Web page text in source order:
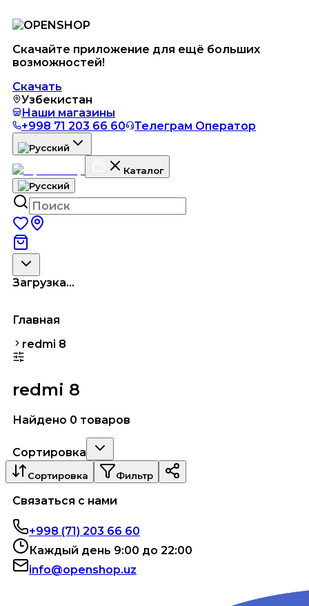
Скачайте приложение для ещё больших
возможностей!
Скачать
Узбекистан
Наши магазины
+998 71 203 66 60
Телеграм Оператор
Каталог
Загрузка...
Главная
redmi 8
redmi 8
Найдено 0 товаров
Сортировка
Сортировка Фильтр
Связаться с нами
+998 (71) 203 66 60
Каждый день 9:00 до 22:00
info@openshop.uz